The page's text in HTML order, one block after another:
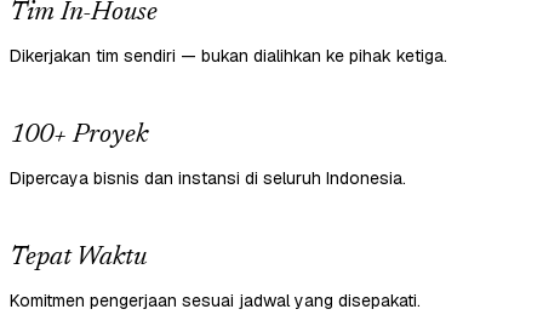
Tim In-House
Dikerjakan tim sendiri — bukan dialihkan ke pihak ketiga.
100+ Proyek
Dipercaya bisnis dan instansi di seluruh Indonesia.
Tepat Waktu
Komitmen pengerjaan sesuai jadwal yang disepakati.